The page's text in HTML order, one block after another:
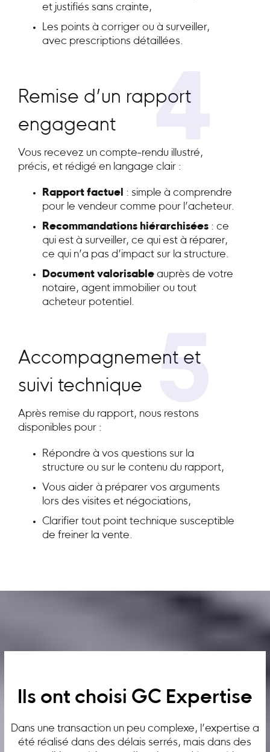
et justifiés sans crainte,
Les points à corriger ou à surveiller,
avec prescriptions détaillées.
4
Remise d’un rapport
engageant
Vous recevez un compte-rendu illustré,
précis, et rédigé en langage clair :
Rapport factuel : simple à comprendre
pour le vendeur comme pour l’acheteur.
Recommandations hiérarchisées : ce
qui est à surveiller, ce qui est à réparer,
ce qui n’a pas d’impact sur la structure.
Document valorisable auprès de votre
notaire, agent immobilier ou tout
acheteur potentiel.
5
Accompagnement et
suivi technique
Après remise du rapport, nous restons
disponibles pour :
Répondre à vos questions sur la
structure ou sur le contenu du rapport,
Vous aider à préparer vos arguments
lors des visites et négociations,
Clarifier tout point technique susceptible
de freiner la vente.
Ils ont choisi GC Expertise
Dans une transaction un peu complexe, l’expertise a
été réalisé dans des délais serrés, mais dans des